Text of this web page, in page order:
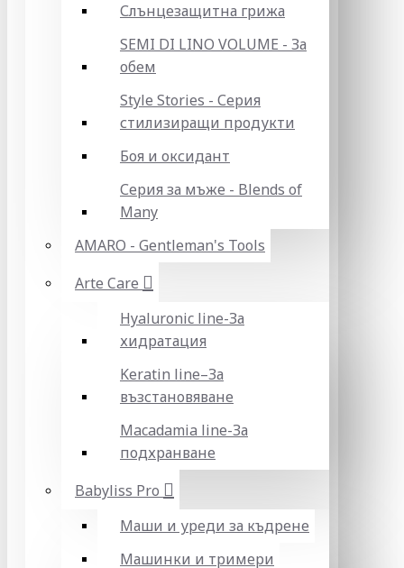
Слънцезащитна грижа
SEMI DI LINO VOLUME - За
обем
Style Stories - Серия
стилизиращи продукти
Боя и оксидант
Серия за мъже - Blends of
Many
AMARO - Gentleman's Tools
Arte Care
Hyaluronic line-За
хидратация
Keratin line–За
възстановяване
Macadamia line-За
подхранване
Babyliss Pro
Маши и уреди за къдрене
Машинки и тримери